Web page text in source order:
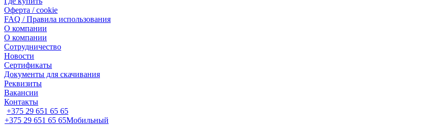
Оферта / cookie
FAQ / Правила использования
О компании
О компании
Сотрудничество
Новости
Сертификаты
Документы для скачивания
Реквизиты
Вакансии
Контакты
+375 29 651 65 65
+375 29 651 65 65Мобильный